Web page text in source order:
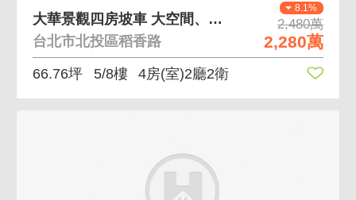
8.1%
2,480萬
2,280萬
大華景觀四房坡車 大空間、關渡平原景觀
台北市北投區稻香路
66.76坪 5/8樓 4房(室)2廳2衛